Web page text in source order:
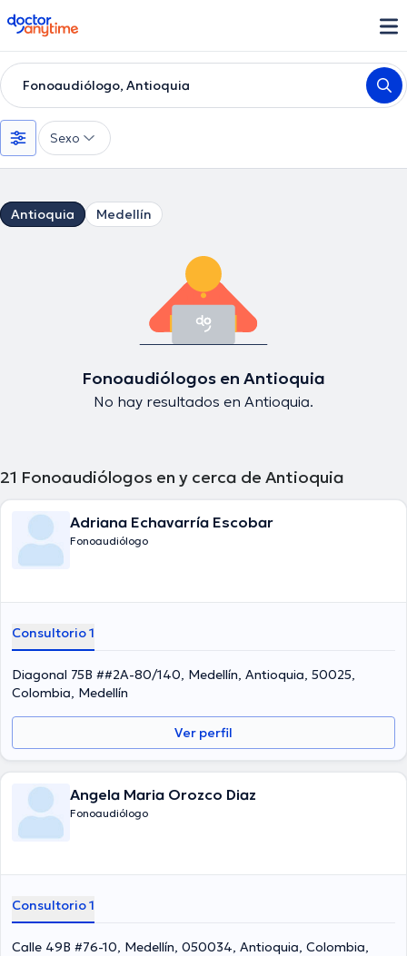
doctoranytime
Fonoaudiólogo, Antioquia
Sexo
Antioquia Medellín
Fonoaudiólogos en Antioquia
No hay resultados en Antioquia.
21 Fonoaudiólogos en y cerca de Antioquia
Adriana Echavarría Escobar
Fonoaudiólogo
Consultorio 1
Diagonal 75B ##2A-80/140, Medellín, Antioquia, 50025,
Colombia, Medellín
Ver perfil
Angela Maria Orozco Diaz
Fonoaudiólogo
Consultorio 1
Calle 49B #76-10, Medellín, 050034, Antioquia, Colombia,